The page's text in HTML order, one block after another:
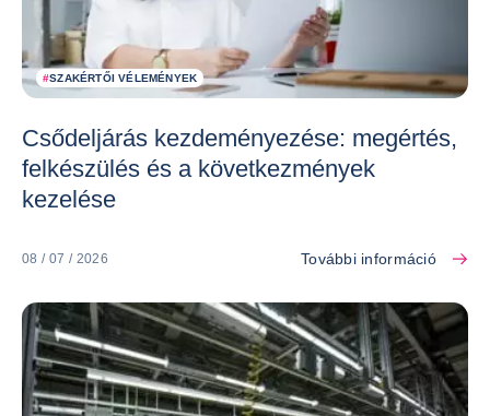
#SZAKÉRTŐI VÉLEMÉNYEK
Csődeljárás kezdeményezése: megértés,
felkészülés és a következmények
kezelése
08 / 07 / 2026 További információ